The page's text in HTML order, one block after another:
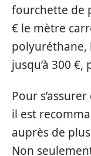
fourchette de
€ le mètre
polyuréthane,
jusqu’à 300
Pour
il est
auprès de
Non